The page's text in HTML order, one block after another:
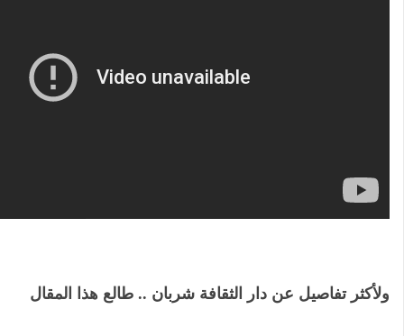
ولأكثر تفاصيل عن دار الثقافة شربان .. طالع هذا المقال